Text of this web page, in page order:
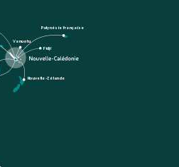
Polynésie française
Fidji
Nouvelle-Zélande
Vanuatu